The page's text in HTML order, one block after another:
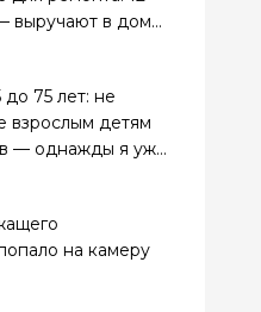
выручают в доме
до 75 лет: не
взрослым детям
— однажды я уже
на камеру